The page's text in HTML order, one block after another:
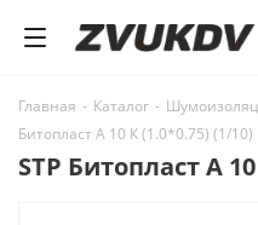
Главная - Каталог -
Битопласт А 10 К (1.0*0.75) (1/10)
STP Битопласт А